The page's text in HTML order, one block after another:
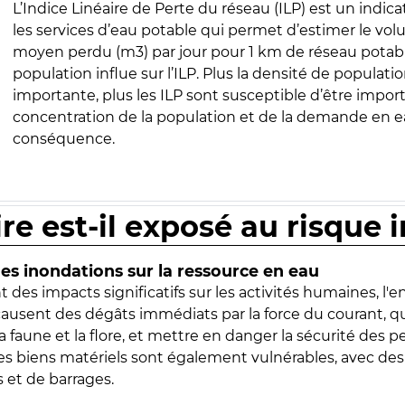
L’Indice Linéaire de Perte du réseau (ILP) est un
les services d’eau potable qui permet d’estimer le
moyen perdu (m3) par jour pour 1 km de réseau
population influe sur l’ILP. Plus la densité de
importante, plus les ILP sont susceptible d’être
concentration de la population et de la demande en
conséquence.
est-il exposé au risque
inondations sur la ressource en eau
des impacts significatifs sur les activités humaines,
des dégâts immédiats par la force du courant,
faune et la flore, et mettre en danger la sécurité des
biens matériels sont également vulnérables, avec
de barrages.